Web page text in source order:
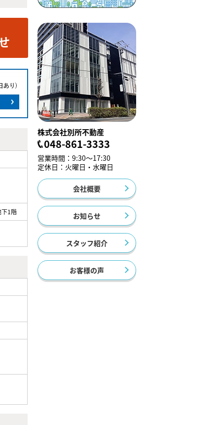
1階
株式会社別所不動産
048-861-3333
営業時間：9:30～17:30
定休日：火曜日・水曜日
会社概要
お知らせ
スタッフ紹介
お客様の声